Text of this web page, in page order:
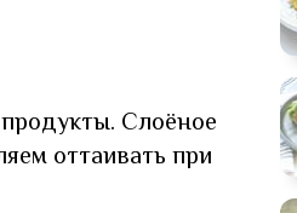
Слоёное
оттаивать при